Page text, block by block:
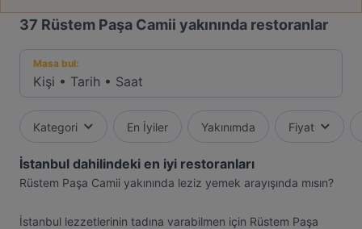
37 Rüstem Paşa Camii yakınında restoranlar
Masa bul:
Kişi • Tarih • Saat
Kategori En İyiler Yakınımda Fiyat
İstanbul dahilindeki en iyi restoranları
Rüstem Paşa Camii yakınında leziz yemek arayışında mısın?
İstanbul lezzetlerinin tadına varabilmen için Rüstem Paşa